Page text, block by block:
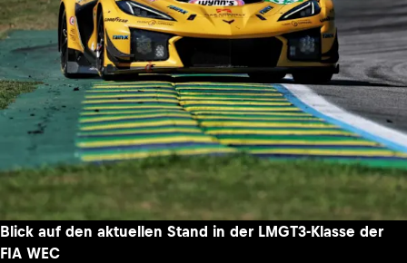
Blick auf den aktuellen Stand in der LMGT3-Klasse der
FIA WEC